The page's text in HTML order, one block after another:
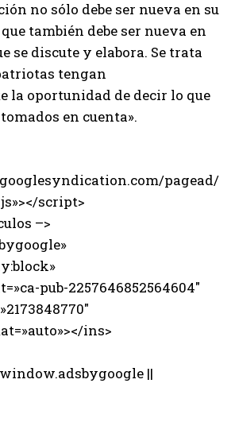
no sólo debe ser nueva en su
también debe ser nueva en
se discute y elabora. Se trata
tengan
la oportunidad de decir lo que
en cuenta».
pagead/
script>
–>
pub-2257646852564604″
ins>
||